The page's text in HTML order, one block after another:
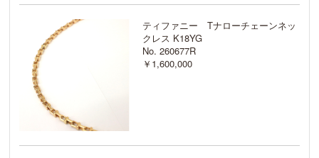
ティファニー Tナローチェーンネッ
クレス K18YG
No. 260677R
￥1,600,000